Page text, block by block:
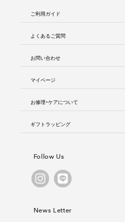
ご利用ガイド
よくあるご質問
お問い合わせ
マイページ
お修理・ケアについて
ギフトラッピング
Follow Us
News Letter